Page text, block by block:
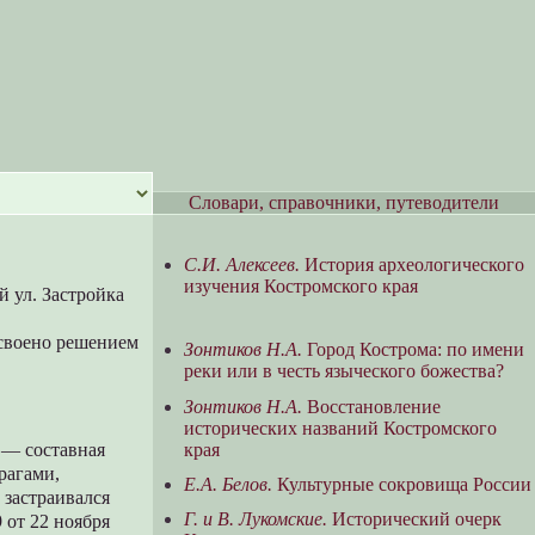
Застройка
решением
составная
22 ноября
Словари, справочники, путеводители
С.И. Алексеев. История археологического
изучения Костромского края
Зонтиков Н.А. Город Кострома: по имени
реки или в честь языческого божества?
Зонтиков Н.А. Восстановление
исторических названий Костромского
края
Е.А. Белов. Культурные сокровища России
Г. и В. Лукомские. Исторический очерк